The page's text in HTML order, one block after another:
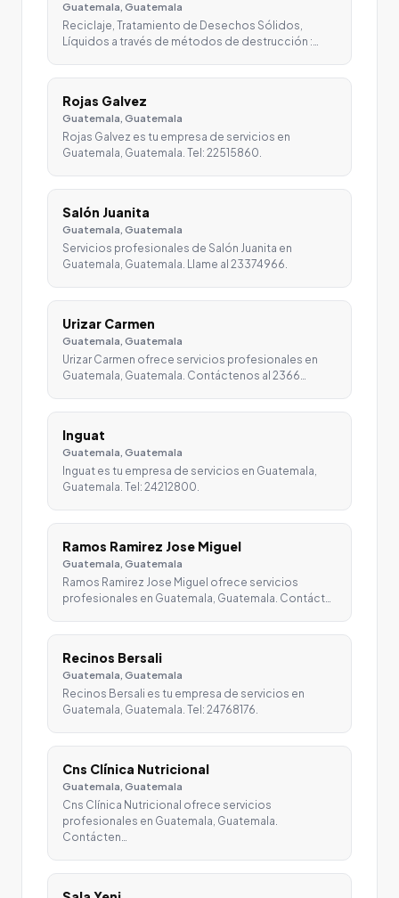
Guatemala, Guatemala
Reciclaje, Tratamiento de Desechos Sólidos,
Líquidos a través de métodos de destrucción :…
Rojas Galvez
Guatemala, Guatemala
Rojas Galvez es tu empresa de servicios en
Guatemala, Guatemala. Tel: 22515860.
Salón Juanita
Guatemala, Guatemala
Servicios profesionales de Salón Juanita en
Guatemala, Guatemala. Llame al 23374966.
Urizar Carmen
Guatemala, Guatemala
Urizar Carmen ofrece servicios profesionales en
Guatemala, Guatemala. Contáctenos al 2366…
Inguat
Guatemala, Guatemala
Inguat es tu empresa de servicios en Guatemala,
Guatemala. Tel: 24212800.
Ramos Ramirez Jose Miguel
Guatemala, Guatemala
Ramos Ramirez Jose Miguel ofrece servicios
profesionales en Guatemala, Guatemala. Contáct…
Recinos Bersali
Guatemala, Guatemala
Recinos Bersali es tu empresa de servicios en
Guatemala, Guatemala. Tel: 24768176.
Cns Clínica Nutricional
Guatemala, Guatemala
Cns Clínica Nutricional ofrece servicios
profesionales en Guatemala, Guatemala.
Contácten…